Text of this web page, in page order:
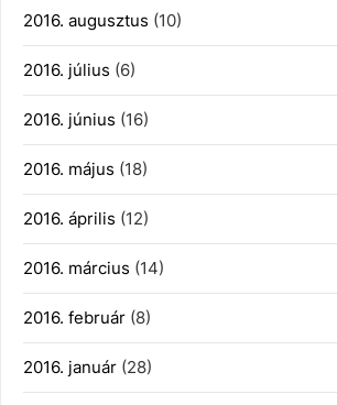
2016. augusztus (10)
2016. július (6)
2016. június (16)
2016. május (18)
2016. április (12)
2016. március (14)
2016. február (8)
2016. január (28)